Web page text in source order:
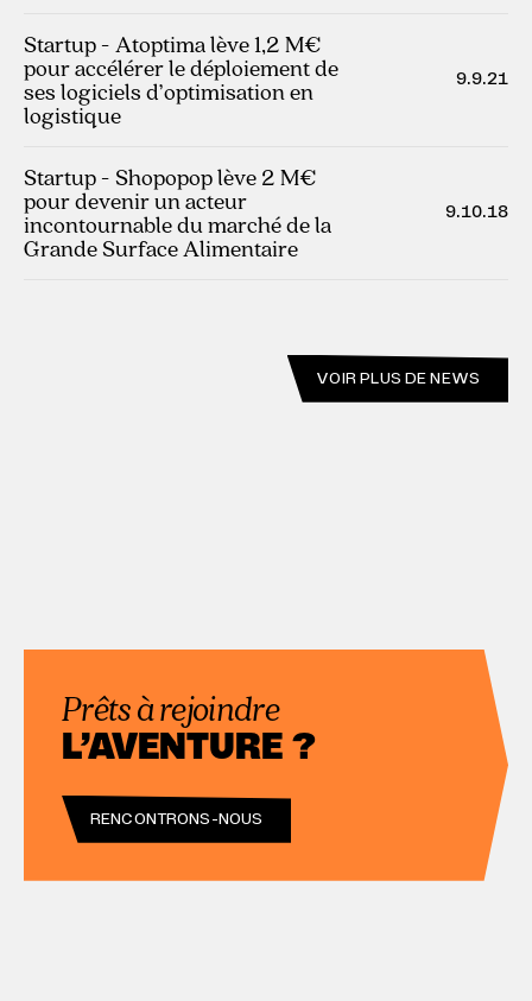
Startup - Atoptima lève 1,2 M€
pour accélérer le déploiement de
ses logiciels d’optimisation en
logistique
9.9.21
Startup - Shopopop lève 2 M€
pour devenir un acteur
incontournable du marché de la
Grande Surface Alimentaire
9.10.18
VOIR PLUS DE NEWS
Prêts à rejoindre
L’AVENTURE ?
RENCONTRONS-NOUS